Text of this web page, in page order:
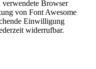
Browser
von Font Awesome
Einwilligung
widerrufbar.